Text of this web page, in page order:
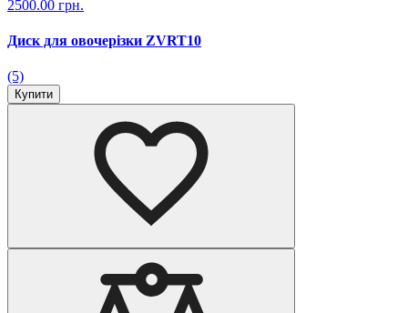
2500.00 грн.
Диск для овочерізки ZVRT10
(5)
Купити